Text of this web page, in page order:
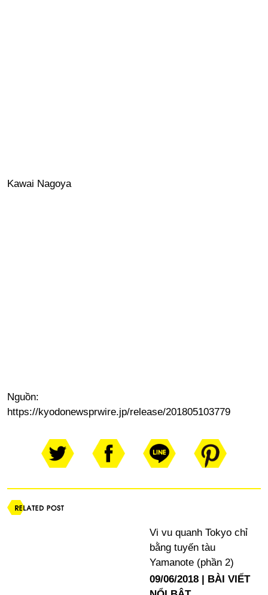
Kawai Nagoya
Nguồn:
https://kyodonewsprwire.jp/release/201805103779
Vi vu quanh Tokyo chỉ
bằng tuyến tàu
Yamanote (phần 2)
09/06/2018
BÀI VIẾT